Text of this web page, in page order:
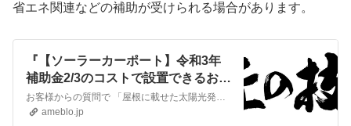
省エネ関連などの補助が受けられる場合があります。
『【ソーラーカーポート】令和3年
補助金2/3のコストで設置できるおす
すめ品の解説』
ameblo.jp